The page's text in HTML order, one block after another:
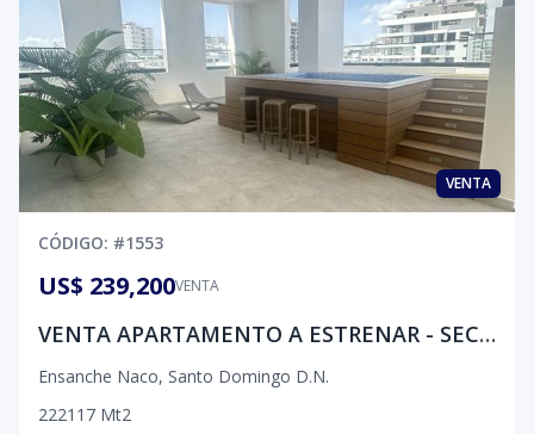
VENTA
CÓDIGO: #1553
VENTA
US$ 239,200
VENTA APARTAMENTO A ESTRENAR - SECTOR NACO
Ensanche Naco, Santo Domingo D.N.
222117 Mt2